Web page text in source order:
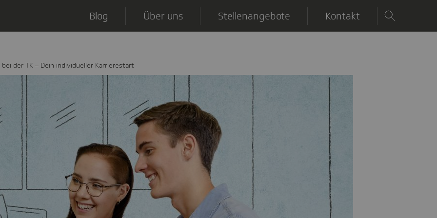
Blog Über uns Stellenangebote Kontakt
der TK – Dein individueller Karrierestart